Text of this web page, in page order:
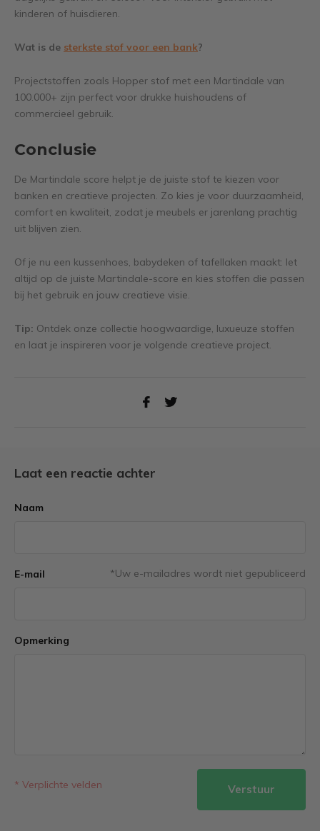
kinderen of huisdieren.
Wat is de sterkste stof voor een bank?
Projectstoffen zoals Hopper stof met een Martindale van
100.000+ zijn perfect voor drukke huishoudens of
commercieel gebruik.
Conclusie
De Martindale score helpt je de juiste stof te kiezen voor
banken en creatieve projecten. Zo kies je voor duurzaamheid,
comfort en kwaliteit, zodat je meubels er jarenlang prachtig
uit blijven zien.
Of je nu een kussenhoes, babydeken of tafellaken maakt: let
altijd op de juiste Martindale-score en kies stoffen die passen
bij het gebruik en jouw creatieve visie.
Tip: Ontdek onze collectie hoogwaardige, luxueuze stoffen
en laat je inspireren voor je volgende creatieve project.
Laat een reactie achter
Naam
E-mail *Uw e-mailadres wordt niet gepubliceerd
Opmerking
* Verplichte velden Verstuur